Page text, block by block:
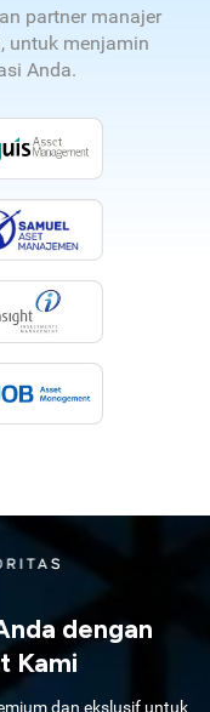
partner manajer
untuk menjamin
Anda.
dengan
Kami
dan ekslusif untuk